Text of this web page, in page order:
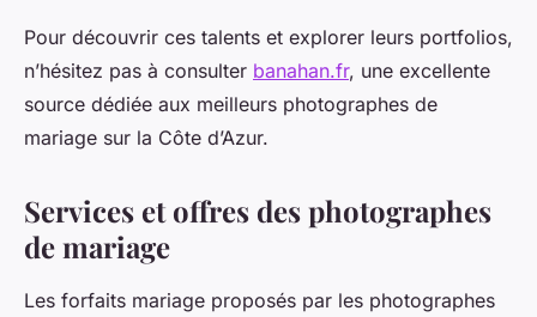
Pour découvrir ces talents et explorer leurs portfolios,
n’hésitez pas à consulter banahan.fr, une excellente
source dédiée aux meilleurs photographes de
mariage sur la Côte d’Azur.
Services et offres des photographes
de mariage
Les forfaits mariage proposés par les photographes